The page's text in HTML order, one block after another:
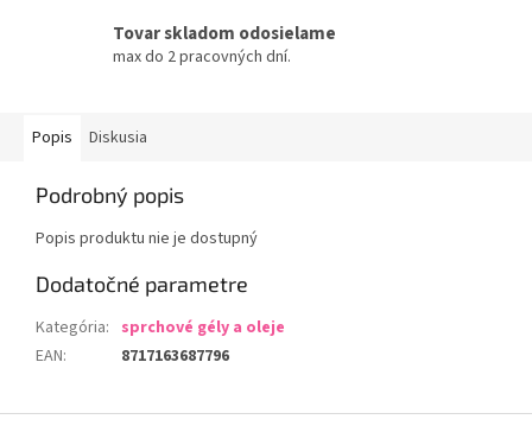
Tovar skladom odosielame
max do 2 pracovných dní.
Popis Diskusia
Podrobný popis
Popis produktu nie je dostupný
Dodatočné parametre
Kategória: sprchové gély a oleje
EAN: 8717163687796